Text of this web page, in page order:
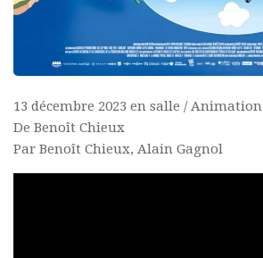
13 décembre 2023 en salle / Animation
De Benoît Chieux
Par Benoît Chieux, Alain Gagnol